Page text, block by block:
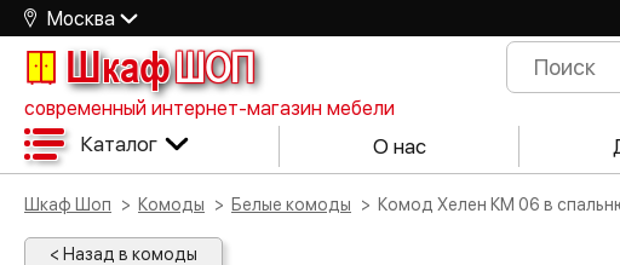
Москва
ШкафШОП
современный интернет-магазин мебели
Каталог О нас
Шкаф Шоп Комоды Белые комоды Комод Хелен КМ 06 в
< Назад в комоды